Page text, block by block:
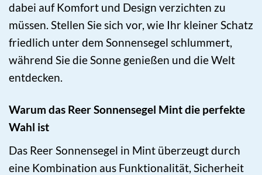
dabei auf Komfort und Design verzichten zu
müssen. Stellen Sie sich vor, wie Ihr kleiner Schatz
friedlich unter dem Sonnensegel schlummert,
während Sie die Sonne genießen und die Welt
entdecken.
Warum das Reer Sonnensegel Mint die perfekte
Wahl ist
Das Reer Sonnensegel in Mint überzeugt durch
eine Kombination aus Funktionalität, Sicherheit